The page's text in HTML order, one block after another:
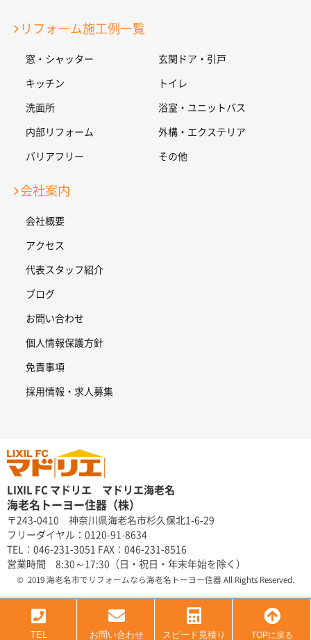
リフォーム施工例一覧
窓・シャッター 玄関ドア・引戸
キッチン トイレ
洗面所 浴室・ユニットバス
内部リフォーム 外構・エクステリア
バリアフリー その他
会社案内
会社概要
アクセス
代表スタッフ紹介
ブログ
お問い合わせ
個人情報保護方針
免責事項
採用情報・求人募集
LIXIL FC マドリエ マドリエ海老名
海老名トーヨー住器（株）
〒243-0410 神奈川県海老名市杉久保北1-6-29
フリーダイヤル：0120-91-8634
TEL：046-231-3051 FAX：046-231-8516
営業時間 8:30～17:30（日・祝日・年末年始を除く）
© 2019 海老名市でリフォームなら海老名トーヨー住器 All Rights Reserved.
TEL お問い合わせ スピード見積り TOPに戻る